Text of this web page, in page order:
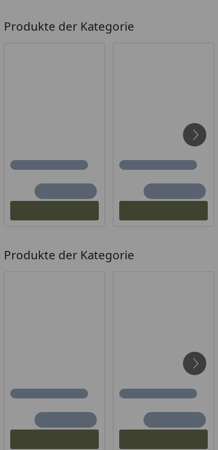
Produkte der Kategorie
Produkte der Kategorie